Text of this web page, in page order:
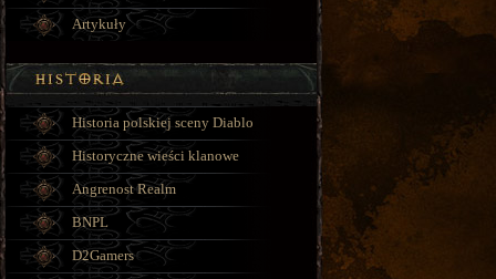
Artykuły
Historia polskiej sceny Diablo
Historyczne wieści klanowe
Angrenost Realm
BNPL
D2Gamers